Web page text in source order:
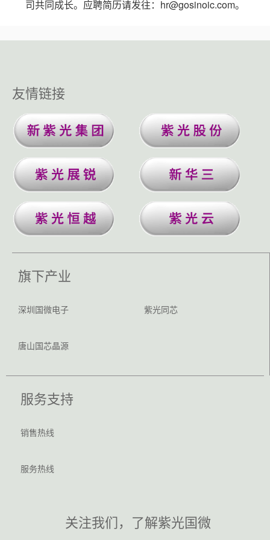
司共同成长。应聘简历请发往：hr@gosinoic.com。
友情链接
旗下产业
深圳国微电子 紫光同芯
唐山国芯晶源
服务支持
销售热线
服务热线
关注我们，了解紫光国微